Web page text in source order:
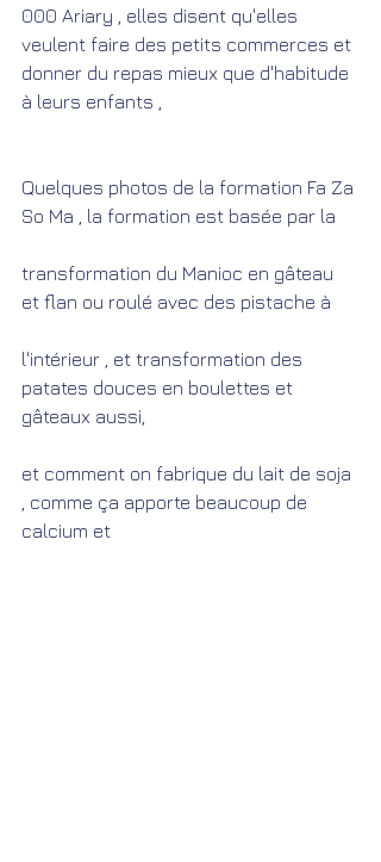
000 Ariary , elles disent qu'elles
veulent faire des petits commerces et
donner du repas mieux que d'habitude
à leurs enfants ,
Quelques photos de la formation Fa Za
So Ma , la formation est basée par la
transformation du Manioc en gâteau
et flan ou roulé avec des pistache à
l'intérieur , et transformation des
patates douces en boulettes et
gâteaux aussi,
et comment on fabrique du lait de soja
, comme ça apporte beaucoup de
calcium et